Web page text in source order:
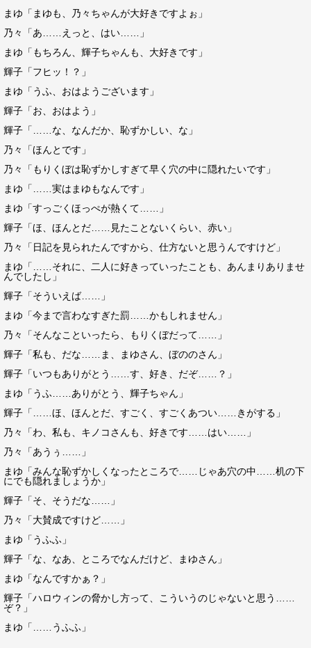
まゆ「まゆも、乃々ちゃんが大好きですよぉ」
乃々「あ……えっと、はい……」
まゆ「もちろん、輝子ちゃんも、大好きです」
輝子「フヒッ！？」
まゆ「うふ、おはようございます」
輝子「お、おはよう」
輝子「……な、なんだか、恥ずかしい、な」
乃々「ほんとです」
乃々「もりくぼは恥ずかしすぎて早く穴の中に隠れたいです」
まゆ「……実はまゆもなんです」
まゆ「すっごくほっぺが熱くて……」
輝子「ほ、ほんとだ……見たことないくらい、赤い」
乃々「日記を見られたんですから、仕方ないと思うんですけど」
まゆ「……それに、二人に好きっていったことも、あんまりありませ
んでしたし」
輝子「そういえば……」
まゆ「今まで言わなすぎた罰……かもしれません」
乃々「そんなこといったら、もりくぼだって……」
輝子「私も、だな……ま、まゆさん、ぼののさん」
輝子「いつもありがとう……す、好き、だぞ……？」
まゆ「うふ……ありがとう、輝子ちゃん」
輝子「……ほ、ほんとだ、すごく、すごくあつい……きがする」
乃々「わ、私も、キノコさんも、好きです……はい……」
乃々「あうぅ……」
まゆ「みんな恥ずかしくなったところで……じゃあ穴の中……机の下
にでも隠れましょうか」
輝子「そ、そうだな……」
乃々「大賛成ですけど……」
まゆ「うふふ」
輝子「な、なあ、ところでなんだけど、まゆさん」
まゆ「なんですかぁ？」
輝子「ハロウィンの脅かし方って、こういうのじゃないと思う……
ぞ？」
まゆ「……うふふ」